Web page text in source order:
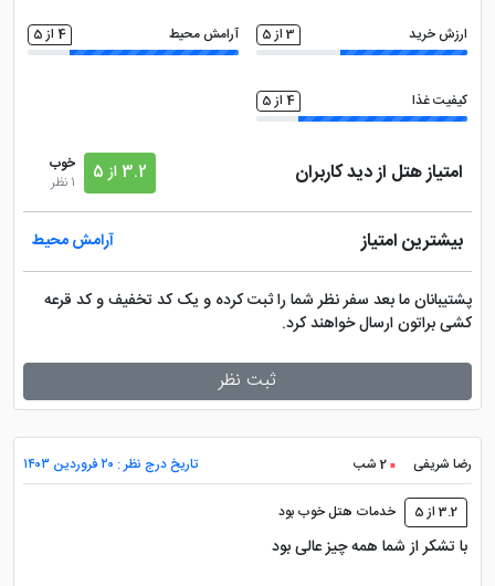
ارزش خرید 3 از 5 آرامش محیط 4 از 5
کیفیت غذا 4 از 5
امتیاز هتل از دید کاربران 3.2 از 5
خوب
1 نظر
بیشترین امتیاز آرامش محیط
پشتیبانان ما بعد سفر نظر شما را ثبت کرده و یک کد تخفیف و کد قرعه
کشی براتون ارسال خواهند کرد.
ثبت نظر
رضا شریفی 2 شب تاریخ درج نظر : ۲۰ فروردین ۱۴۰۳
3.2 از 5 خدمات هتل خوب بود
با تشکر از شما همه چیز عالی بود